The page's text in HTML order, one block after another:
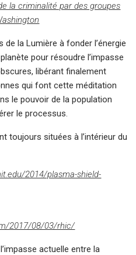
la criminalité par des groupes
la Lumière à fonder l’énergie
pour résoudre l’impasse
libérant finalement
qui font cette méditation
le pouvoir de la population
le processus.
toujours situées à l’intérieur du
2014/plasma-shield-
2017/08/03/rhic/
actuelle entre la